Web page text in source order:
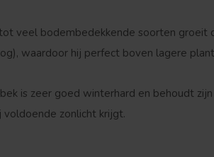
veel bodembedekkende soorten groeit
waardoor hij perfect boven lagere
is zeer goed winterhard en behoudt
voldoende zonlicht krijgt.